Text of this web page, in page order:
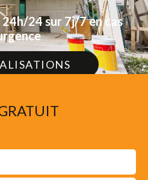
24 sur 7j/7 en cas